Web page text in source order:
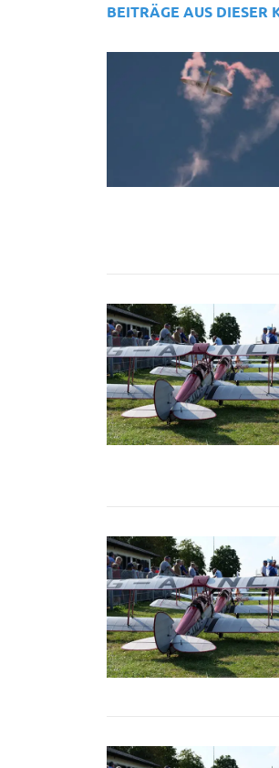
BEITRÄGE AUS DIESER